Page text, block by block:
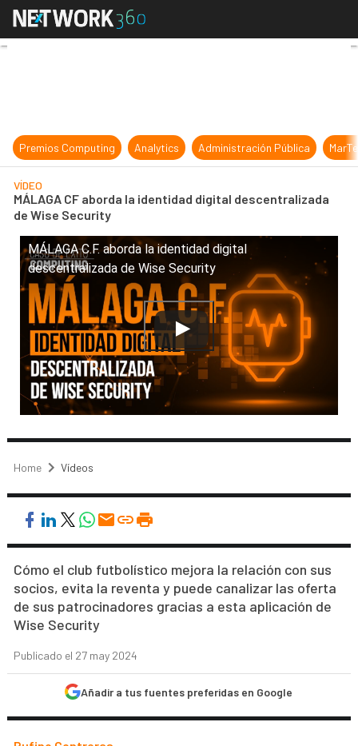
MÁLAGA CF aborda la identidad
Premios Computing Analytics Administración Pública
VÍDEO
MÁLAGA CF aborda la identidad digital descentralizada
de Wise Security
MÁLAGA C.F. aborda la identidad digital
descentralizada de Wise Security
Home Vídeos
Cómo el club futbolístico mejora la relación con sus
socios, evita la reventa y puede canalizar las oferta
de sus patrocinadores gracias a esta aplicación de
Wise Security
Publicado el 27 may 2024
Añadir a tus fuentes preferidas en Google